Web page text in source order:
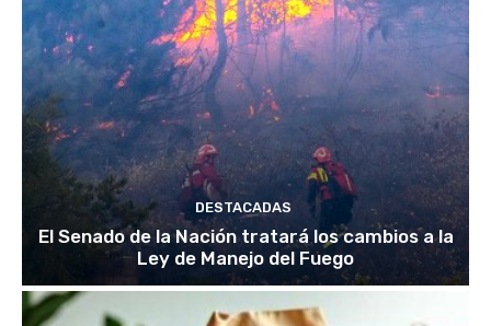
DESTACADAS
El Senado de la Nación tratará los cambios a la
Ley de Manejo del Fuego